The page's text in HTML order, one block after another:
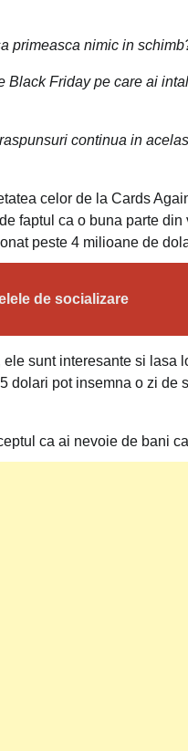
primeasca nimic in
Black Friday pe care ai
continua in
celor de la Cards
faptul ca o buna parte
peste 4 milioane de
de socializare
sunt interesante si
dolari pot insemna o zi
ca ai nevoie de bani